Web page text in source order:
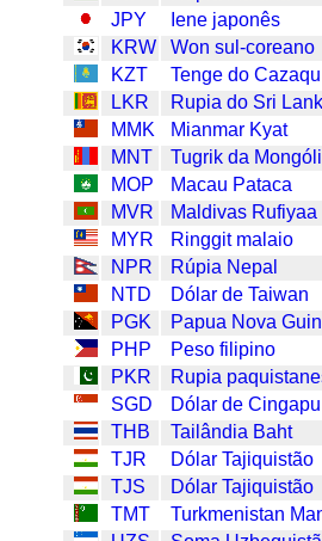
JPY
Iene japonês
KRW
Won sul-coreano
KZT
Tenge do
LKR
Rupia do Sri
MMK
Mianmar Kyat
MNT
Tugrik da
MOP
Macau Pataca
MVR
Maldivas Rufiyaa
MYR
Ringgit malaio
NPR
Rúpia Nepal
NTD
Dólar de Taiwan
PGK
Papua Nova
PHP
Peso filipino
PKR
Rupia
SGD
Dólar de
THB
Tailândia Baht
TJR
Dólar Tajiquistão
TJS
Dólar Tajiquistão
TMT
Turkmenistan